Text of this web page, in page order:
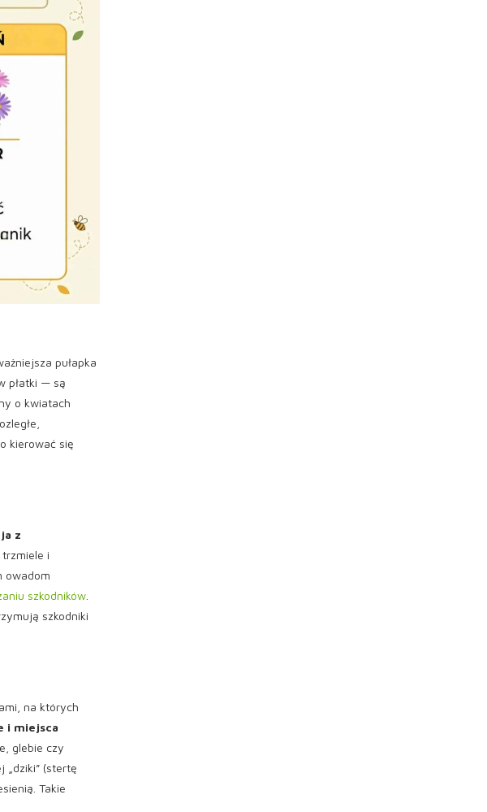
pułapka
płatki — są
o kwiatach
kierować się
z
trzmiele i
owadom
szkodników
szkodniki
na których
i miejsca
glebie czy
„dziki” (stertę
Takie